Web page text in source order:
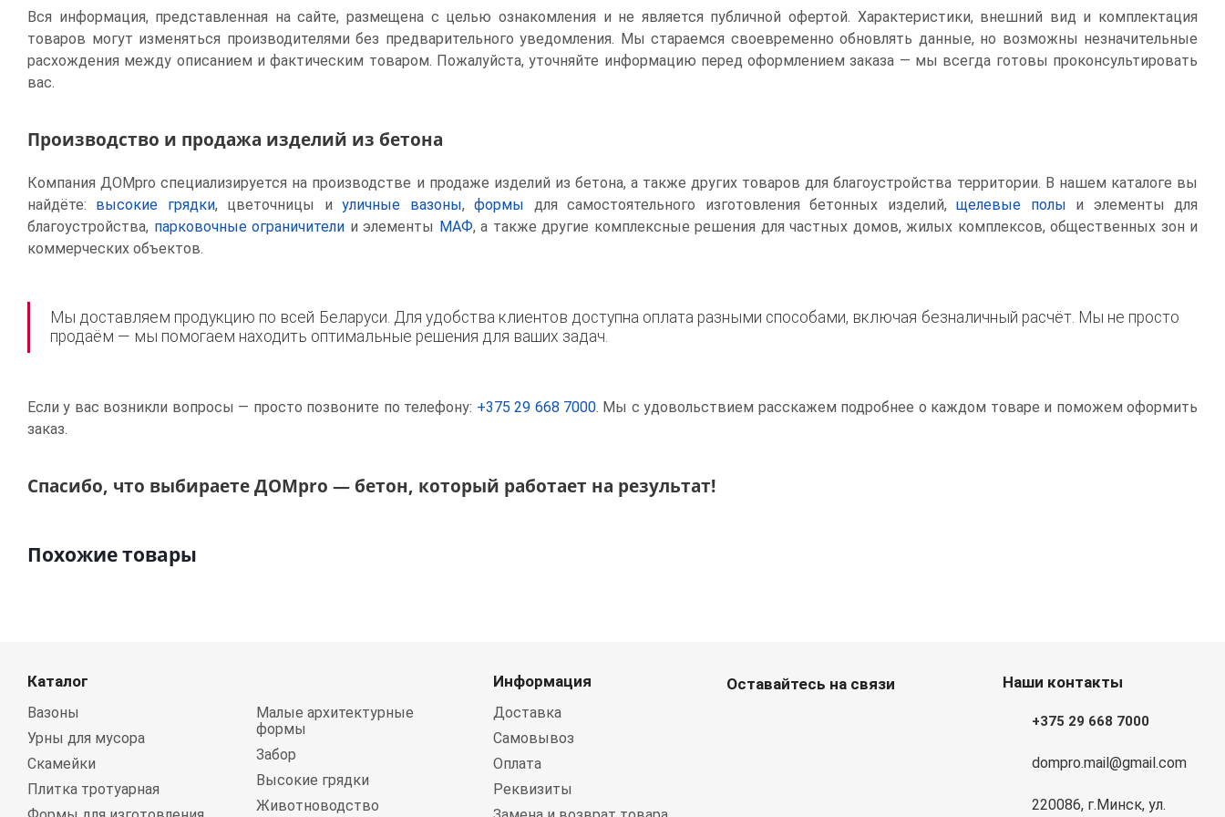
Вся информация, представленная на сайте, размещена с целью ознакомления и не является публичной офертой. Характеристики, внешний вид и комплектация
товаров могут изменяться производителями без предварительного уведомления. Мы стараемся своевременно обновлять данные, но возможны незначительные
расхождения между описанием и фактическим товаром. Пожалуйста, уточняйте информацию перед оформлением заказа — мы всегда готовы проконсультировать
вас.
Производство и продажа изделий из бетона
Компания ДОМpro специализируется на производстве и продаже изделий из бетона, а также других товаров для благоустройства территории. В нашем каталоге вы
найдёте: высокие грядки, цветочницы иуличные вазоны,формы для самостоятельного изготовления бетонных изделий,щелевые полы и элементы для
благоустройства, парковочные ограничители и элементы МАФ, а также другие комплексные решения для частных домов, жилых комплексов, общественных зон и
коммерческих объектов.
Мы доставляем продукцию по всей Беларуси. Для удобства клиентов доступна оплата разными способами, включая безналичный расчёт. Мы не просто
продаём — мы помогаем находить оптимальные решения для ваших задач.
Если у вас возникли вопросы — просто позвоните по телефону: +375 29 668 7000. Мы с удовольствием расскажем подробнее о каждом товаре и поможем оформить
заказ.
Спасибо, что выбираете ДОМpro — бетон, который работает на результат!
Похожие товары
Каталог
Вазоны
Урны для мусора
Скамейки
Плитка тротуарная
Малые архитектурные
формы
Забор
Высокие грядки
Животноводство
Информация
Доставка
Самовывоз
Оплата
Реквизиты
Оставайтесь на связи Наши контакты
+375 29 668 7000
dompro.mail@gmail.com
220086, г.Минск, ул.